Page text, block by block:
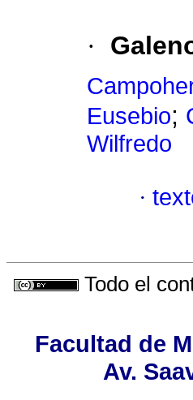
·
Eusebio;
Wilfredo
·
Todo el
Facultad de
Av.